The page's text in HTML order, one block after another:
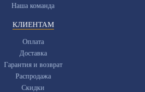
Наша команда
КЛИЕНТАМ
Оплата
Доставка
Гарантия и возврат
Распродажа
Скидки